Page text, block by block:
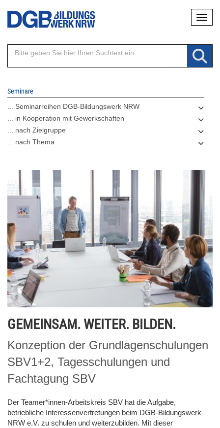
Direkt
Inhalt
Seminare
... Seminarreihen DGB-Bildungswerk NRW
... in Kooperation mit Gewerkschaften
... nach Zielgruppe
... nach Thema
GEMEINSAM. WEITER. BILDEN.
Konzeption der Grundlagenschulungen
SBV1+2, Tagesschulungen und
Fachtagung SBV
Der Teamer*innen-Arbeitskreis SBV hat die Aufgabe,
betriebliche Interessenvertretungen beim DGB-Bildungswerk
NRW e.V. zu schulen und weiterzubilden. Mit dieser